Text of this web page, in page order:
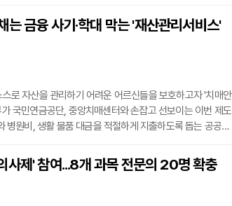
시험과 표준 검체 제공, 국내외 인증 지원까지 아우르는
도는 춘천을 중심축으로 체외진단 산업화 플랫폼 구축과
는 금융 사기·학대 막는 '재산관리서비스'
로 자산을 관리하기 어려운 어르신들을 보호하고자 '치매안
국민연금공단, 중앙치매센터와 손잡고 선보이는 이번 제도
병원비, 생활 물품 대금을 적절하게 지출하도록 돕는 공공서
거쳐 개인별 맞춤형 지출 계획을 세우고 계약을 맺으면,
출을 대행하는 구조다. 이후 주기적인 점검을 통해 자산이
사제' 참여...8개 과목 전문의 20명 확충